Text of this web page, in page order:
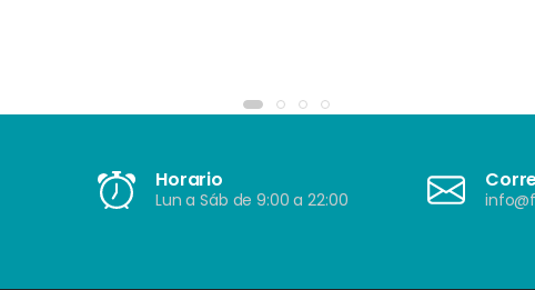
Horario
Lun a Sáb de 9:00 a 22:00